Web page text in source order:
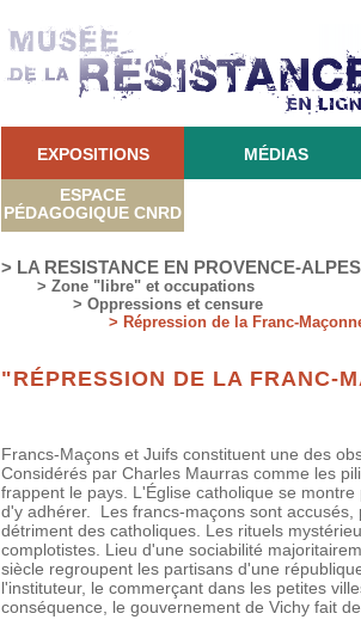
EXPOSITIONS MÉDIAS
ESPACE
PÉDAGOGIQUE CNRD
> LA RESISTANCE EN PROVENCE-
> Zone "libre" et occupations
> Oppressions et censure
> Répression de la Franc-
"RÉPRESSION DE LA FRANC-
Francs-Maçons et Juifs constituent une des
Considérés par Charles Maurras comme les
frappent le pays. L'Église catholique se
d'y adhérer. Les francs-maçons sont
détriment des catholiques. Les rituels
complotistes. Lieu d'une sociabilité
siècle regroupent les partisans d'une
l'instituteur, le commerçant dans les petites
conséquence, le gouvernement de Vichy fait